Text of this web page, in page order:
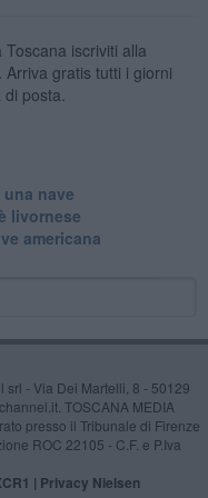
iscriviti alla
Arriva gratis tutti i giorni
posta.
nave
livornese
americana
srl - Via Dei Martelli, 8 - 50129
TOSCANA MEDIA
presso il Tribunale di Firenze
ROC 22105 - C.F. e P.Iva
| Privacy Nielsen